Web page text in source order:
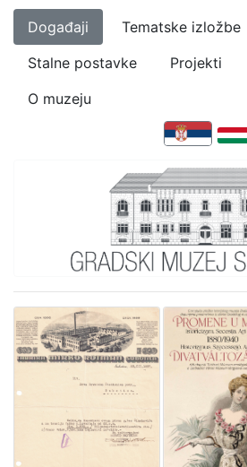
Događaji
Tematske izložbe
Stalne postavke
Projekti
O muzeju